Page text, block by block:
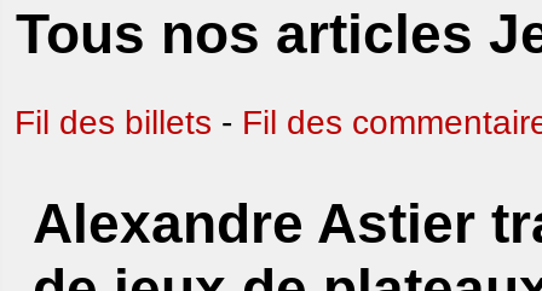
Tous nos articles
Fil des billets - Fil des
Alexandre Astier